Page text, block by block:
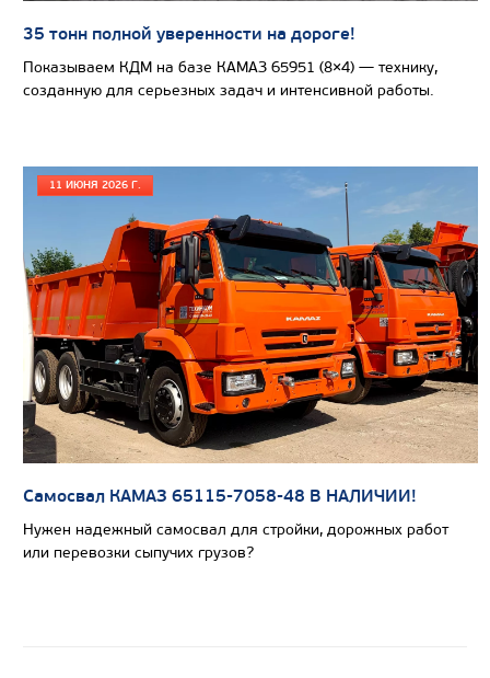
САМОСВАЛ КАМАЗ-65802
Цена по запросу
Производитель
Экологический класс
35 тонн полной уверенности на дороге!
Показываем КДМ на базе КАМАЗ 65951 (8×4) — технику,
созданную для серьезных задач и интенсивной работы.
11 ИЮНЯ 2026 Г.
Самосвал КАМАЗ 65115-7058-48 В НАЛИЧИИ!
Нужен надежный самосвал для стройки, дорожных работ
или перевозки сыпучих грузов?